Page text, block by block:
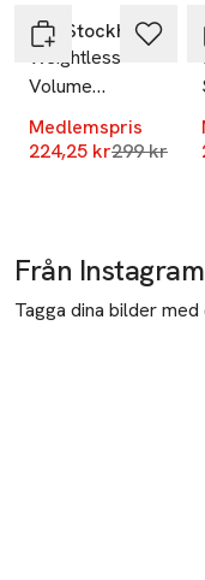
REF Stockholm
Weightless
Volume
Shampoo
Medlemspris
224,25 krLägsta
299 kr
Från Instagram
Tagga dina bilder